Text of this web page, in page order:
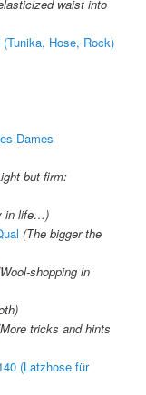
waist into
Hose, Rock)
Dames
but firm:
in life…)
(The bigger the
shopping in
tricks and hints
(Latzhose für